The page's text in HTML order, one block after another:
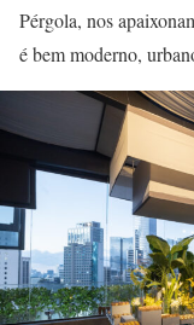
Pérgola, nos
é bem moderno,